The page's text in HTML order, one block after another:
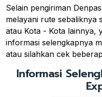
Selain pengiriman
melayani rute sebaliknya
atau Kota - Kota lainnya,
informasi selengkapnya
atau silahkan cek
Informasi